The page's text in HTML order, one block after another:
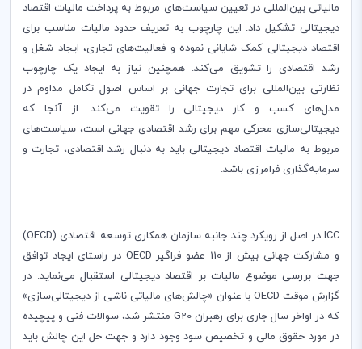
مالیاتی بین‌المللی در تعیین سیاست‌های مربوط به پرداخت مالیات اقتصاد
دیجیتالی تشکیل داد. این چارچوب به تعریف حدود مالیات مناسب برای
اقتصاد دیجیتالی کمک شایانی نموده و فعالیت‌های تجاری‌، ایجاد شغل و
‌رشد اقتصادی را تشویق می‌کند. همچنین نیاز به ایجاد یک چارچوب
نظارتی بین‌المللی برای تجارت جهانی‌ بر اساس اصول تکامل مداوم در
مدل‌های کسب و کار دیجیتالی را تقویت می‌کند. از آنجا که
دیجیتالی‌سازی محرکی مهم برای رشد اقتصادی جهانی است، سیاست‌های
مربوط به مالیات اقتصاد دیجیتالی باید به دنبال رشد اقتصادی، تجارت و
سرمایه‌گذاری فرا‌مرزی باشد.
ICC در اصل از رویکرد چند جانبه سازمان همکاری‌‌ توسعه اقتصادی (OECD
)
و مشارکت جهانی بیش از 110 عضو فراگیر
OECD در راستای ایجاد توافق
جهت بررسی موضوع مالیات بر اقتصاد دیجیتالی استقبال می‌نماید. در
گزارش موقت OECD با عنوان «چالش‌های مالیاتی ناشی از دیجیتالی‌سازی»
که در اواخر سال جاری برای رهبران‌ G20 منتشر شد، سوالات فنی و پیچیده
در مورد حقوق مالی و تخصیص سود وجود دارد و جهت حل این چالش باید